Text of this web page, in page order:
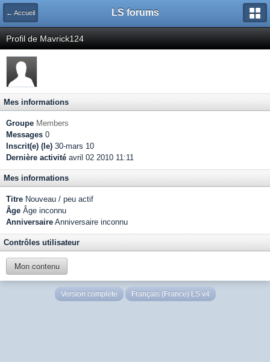
← Accueil LS forums
Profil de Mavrick124
Mes informations
Groupe Members
Messages 0
Inscrit(e) (le) 30-mars 10
Dernière activité avril 02 2010 11:11
Mes informations
Titre Nouveau / peu actif
Âge Âge inconnu
Anniversaire Anniversaire inconnu
Contrôles utilisateur
Mon contenu
Version complète Français (France) LS v4